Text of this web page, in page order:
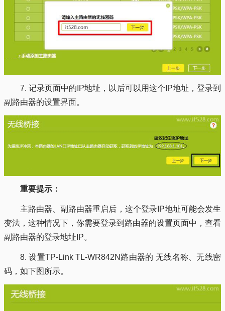
7. 记录页面中的IP地址，以后可以用这个IP地址，登录到
副路由器的设置界面。
重要提示：
主路由器、副路由器重启后，这个登录IP地址可能会发生
变法，这种情况下，你需要登录到路由器的设置页面中，查看
副路由器的登录地址IP。
8. 设置TP-Link TL-WR842N路由器的 无线名称、无线密
码，如下图所示。